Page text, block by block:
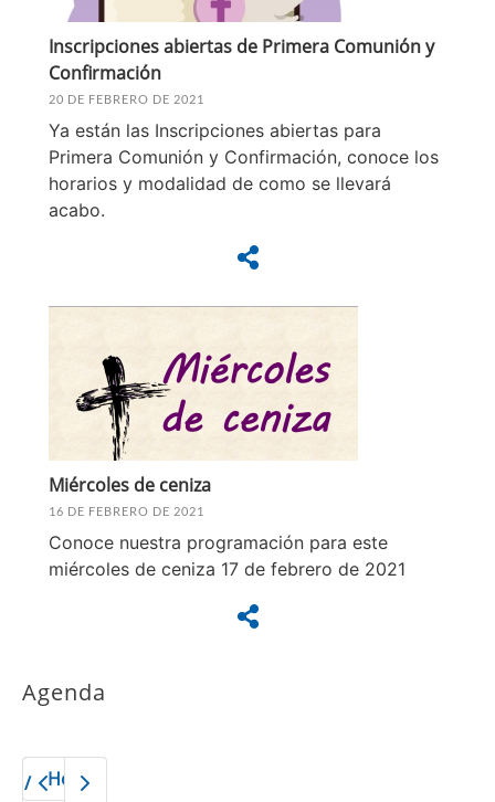
Inscripciones abiertas de Primera Comunión y
Confirmación
20 DE FEBRERO DE 2021
Ya están las Inscripciones abiertas para
Primera Comunión y Confirmación, conoce los
horarios y modalidad de como se llevará
acabo.
Miércoles de ceniza
16 DE FEBRERO DE 2021
Conoce nuestra programación para este
miércoles de ceniza 17 de febrero de 2021
Agenda
Hoy2026